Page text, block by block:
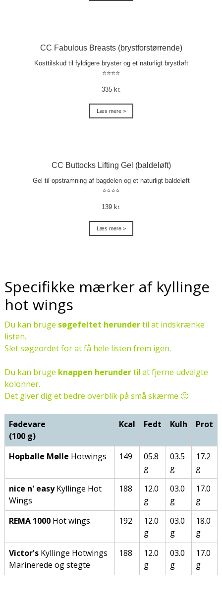
CC Fabulous Breasts (brystforstørrende)
Kosttilskud til fyldigere bryster og et naturligt brystløft
⭐⭐⭐⭐
335 kr.
Læs mere >
CC Buttocks Lifting Gel (baldeløft)
Gel til opstramning af bagdelen og et naturligt baldeløft
⭐⭐⭐⭐
139 kr.
Læs mere >
Specifikke mærker af kyllinge
hot wings
Du kan bruge søgefeltet herundertil at indskrænke
listen.
Slet søgeordet for at få hele listen frem igen.
Du kan bruge knappen herundertil at fjerne udvalgte
kolonner.
Det giver dig et bedre overblik på små skærme 🙂
Fødevare
(100 g)
Kcal Fedt Kulh Prot
Hopballe Mølle Hotwings 149
05.8
g
03.5
g
17.2
g
nice n' easyKyllinge Hot
Wings
188
12.0
g
03.0
g
17.0
g
REMA 1000 Hot wings 192
12.0
g
03.0
g
18.0
g
Victor's Kyllinge Hotwings
Marinerede og stegte
188
12.0
g
03.0
g
17.0
g